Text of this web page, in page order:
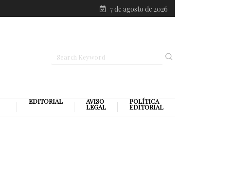
7 de agosto de 2026
EDITORIAL AVISO
LEGAL
POLÍTICA
EDITORIAL